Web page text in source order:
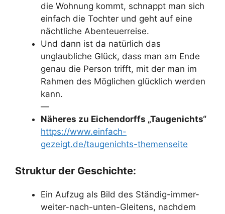
die Wohnung kommt, schnappt man sich
einfach die Tochter und geht auf eine
nächtliche Abenteuerreise.
Und dann ist da natürlich das
unglaubliche Glück, dass man am Ende
genau die Person trifft, mit der man im
Rahmen des Möglichen glücklich werden
kann.
—
Näheres zu Eichendorffs „Taugenichts“
https://www.einfach-
gezeigt.de/taugenichts-themenseite
Struktur der Geschichte:
Ein Aufzug als Bild des Ständig-immer-
weiter-nach-unten-Gleitens, nachdem